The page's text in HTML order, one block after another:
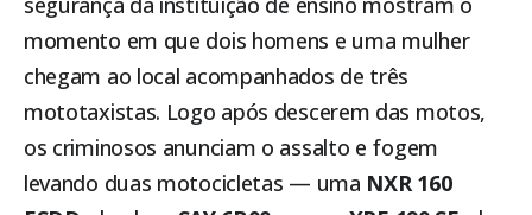
momento em que dois homens e uma mulher
chegam ao local acompanhados de três
mototaxistas. Logo após descerem das motos,
os criminosos anunciam o assalto e fogem
levando duas motocicletas — uma NXR 160